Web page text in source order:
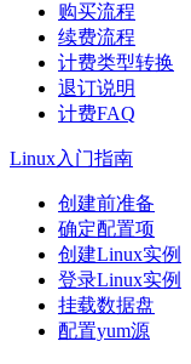
购买流程
续费流程
计费类型转换
退订说明
计费FAQ
Linux入门指南
创建前准备
确定配置项
创建Linux实例
登录Linux实例
挂载数据盘
配置yum源